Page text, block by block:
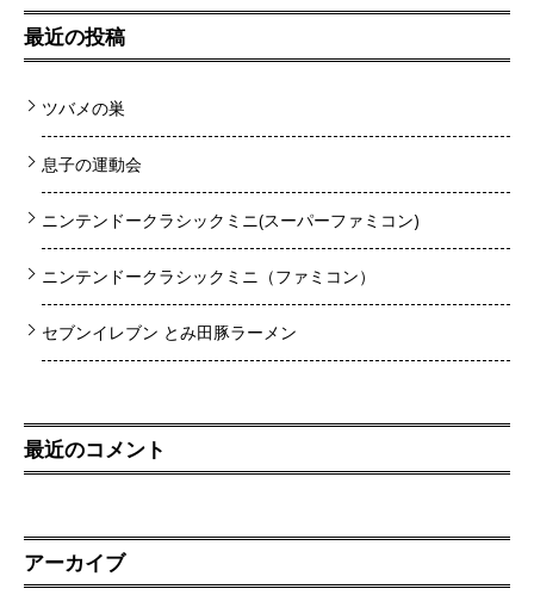
最近の投稿
ツバメの巣
息子の運動会
ニンテンドークラシックミニ(スーパーファミコン)
ニンテンドークラシックミニ（ファミコン）
セブンイレブン とみ田豚ラーメン
最近のコメント
アーカイブ